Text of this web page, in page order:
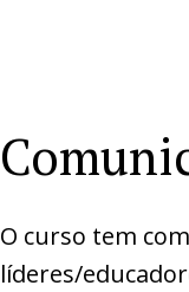
O curso tem
líderes/